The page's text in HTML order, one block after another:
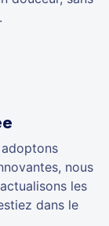
nous
les
dans le